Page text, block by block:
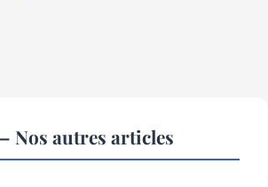
Nos autres articles